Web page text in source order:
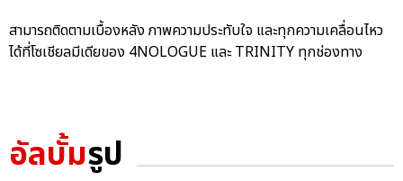
สามารถติดตามเบื้องหลัง ภาพความประทับใจ และทุกความเคลื่อนไหว
ได้ที่โซเชียลมีเดียของ 4NOLOGUE และ TRINITY ทุกช่องทาง
อัลบั้มรูป